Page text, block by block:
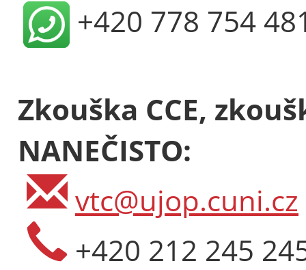
+420 778 754
Zkouška CCE,
NANEČISTO:
vtc@ujop.cuni.cz
+420 212 245